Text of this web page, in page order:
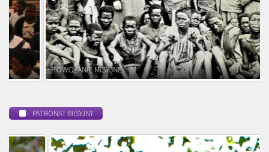
POWOŁANIE MISYJNE
PATRONAT MISYJNY